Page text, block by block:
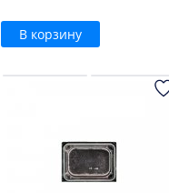
В корзину